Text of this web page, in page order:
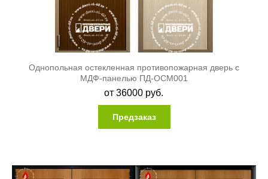
Однопольная остекленная противопожарная дверь c
МДФ-панелью ПД-ОСМ001
от36000 руб.
Предзаказ